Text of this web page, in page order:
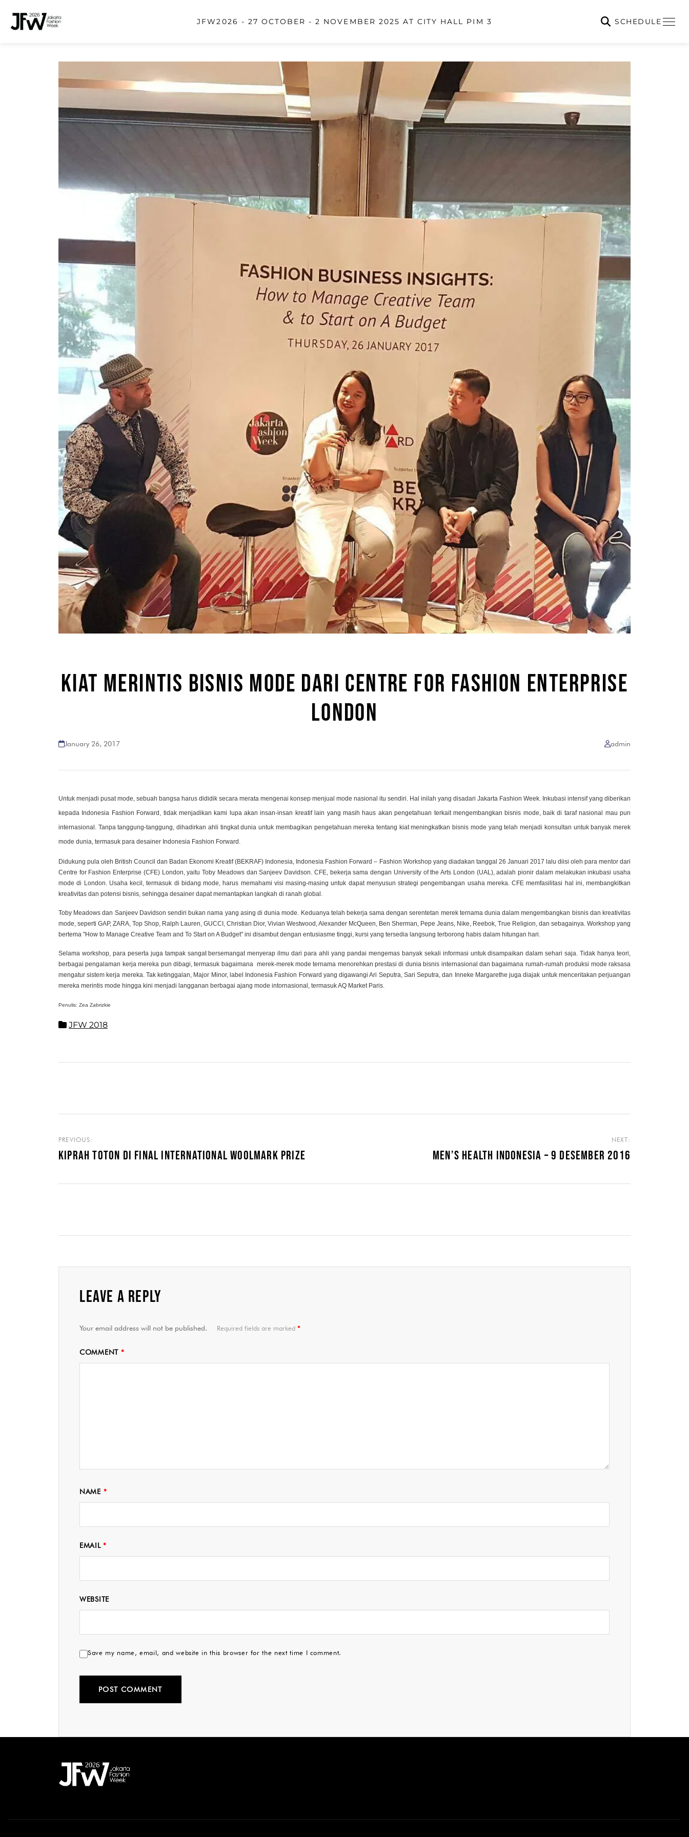
JFW2026 - 27 OCTOBER - 2 NOVEMBER 2025 AT CITY HALL PIM 3 SCHEDULE
KIAT MERINTIS BISNIS MODE DARI CENTRE FOR FASHION ENTERPRISE
LONDON
January 26, 2017 admin
Untuk menjadi pusat mode, sebuah bangsa harus dididik secara merata mengenai konsep menjual mode nasional itu sendiri. Hal inilah yang disadari Jakarta Fashion Week. Inkubasi intensif yang diberikan
kepada Indonesia Fashion Forward, tidak menjadikan kami lupa akan insan-insan kreatif lain yang masih haus akan pengetahuan terkait mengembangkan bisnis mode, baik di taraf nasional mau pun
internasional. Tanpa tanggung-tanggung, dihadirkan ahli tingkat dunia untuk membagikan pengetahuan mereka tentang kiat meningkatkan bisnis mode yang telah menjadi konsultan untuk banyak merek
mode dunia, termasuk para desainer Indonesia Fashion Forward.
Didukung pula oleh British Council dan Badan Ekonomi Kreatif (BEKRAF) Indonesia, Indonesia Fashion Forward – Fashion Workshop yang diadakan tanggal 26 Januari 2017 lalu diisi oleh para mentor dari
Centre for Fashion Enterprise (CFE) London, yaitu Toby Meadows dan Sanjeev Davidson. CFE, bekerja sama dengan University of the Arts London (UAL), adalah pionir dalam melakukan inkubasi usaha
mode di London. Usaha kecil, termasuk di bidang mode, harus memahami visi masing-masing untuk dapat menyusun strategi pengembangan usaha mereka. CFE memfasilitasi hal ini, membangkitkan
kreativitas dan potensi bisnis, sehingga desainer dapat memantapkan langkah di ranah global.
Toby Meadows dan Sanjeev Davidson sendiri bukan nama yang asing di dunia mode. Keduanya telah bekerja sama dengan serentetan merek ternama dunia dalam mengembangkan bisnis dan kreativitas
mode, seperti GAP, ZARA, Top Shop, Ralph Lauren, GUCCI, Christian Dior, Vivian Westwood, Alexander McQueen, Ben Sherman, Pepe Jeans, Nike, Reebok, True Religion, dan sebagainya. Workshop yang
bertema "How to Manage Creative Team and To Start on A Budget" ini disambut dengan entusiasme tinggi, kursi yang tersedia langsung terborong habis dalam hitungan hari.
Selama workshop, para peserta juga tampak sangat bersemangat menyerap ilmu dari para ahli yang pandai mengemas banyak sekali informasi untuk disampaikan dalam sehari saja. Tidak hanya teori,
berbagai pengalaman kerja mereka pun dibagi, termasuk bagaimana merek-merek mode ternama menorehkan prestasi di dunia bisnis internasional dan bagaimana rumah-rumah produksi mode raksasa
mengatur sistem kerja mereka. Tak ketinggalan, Major Minor, label Indonesia Fashion Forward yang digawangi Ari Seputra, Sari Seputra, dan Inneke Margarethe juga diajak untuk menceritakan perjuangan
mereka merintis mode hingga kini menjadi langganan berbagai ajang mode intornasional, termasuk AQ Market Paris.
Penulis: Zea Zabrizkie
JFW 2018
PREVIOUS:
KIPRAH TOTON DI FINAL INTERNATIONAL WOOLMARK PRIZE
NEXT:
MEN’S HEALTH INDONESIA – 9 DESEMBER 2016
LEAVE A REPLY
Your email address will not be published. Required fields are marked *
COMMENT *
NAME *
EMAIL*
WEBSITE
Save my name, email, and website in this browser for the next time I comment.